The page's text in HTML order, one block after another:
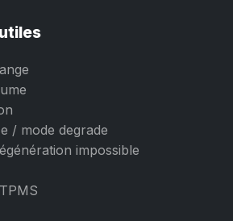
/ mode degrade
impossible